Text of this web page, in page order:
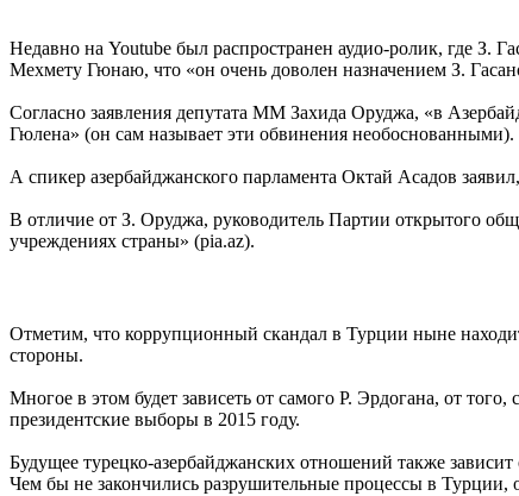
Недавно на Youtube был распространен аудио-ролик, где З.
Мехмету Гюнаю, что «он очень доволен назначением З.
Согласно заявления депутата ММ Захида Оруджа, «в
Гюлена» (он сам называет эти обвинения необоснованными).
А спикер азербайджанского парламента Октай Асадов
В отличие от З. Оруджа, руководитель Партии открытого
учреждениях страны» (pia.az).
Отметим, что коррупционный скандал в Турции ныне
стороны.
Многое в этом будет зависеть от самого Р. Эрдогана, от
президентские выборы в 2015 году.
Будущее турецко-азербайджанских отношений также
Чем бы не закончились разрушительные процессы в Турции,